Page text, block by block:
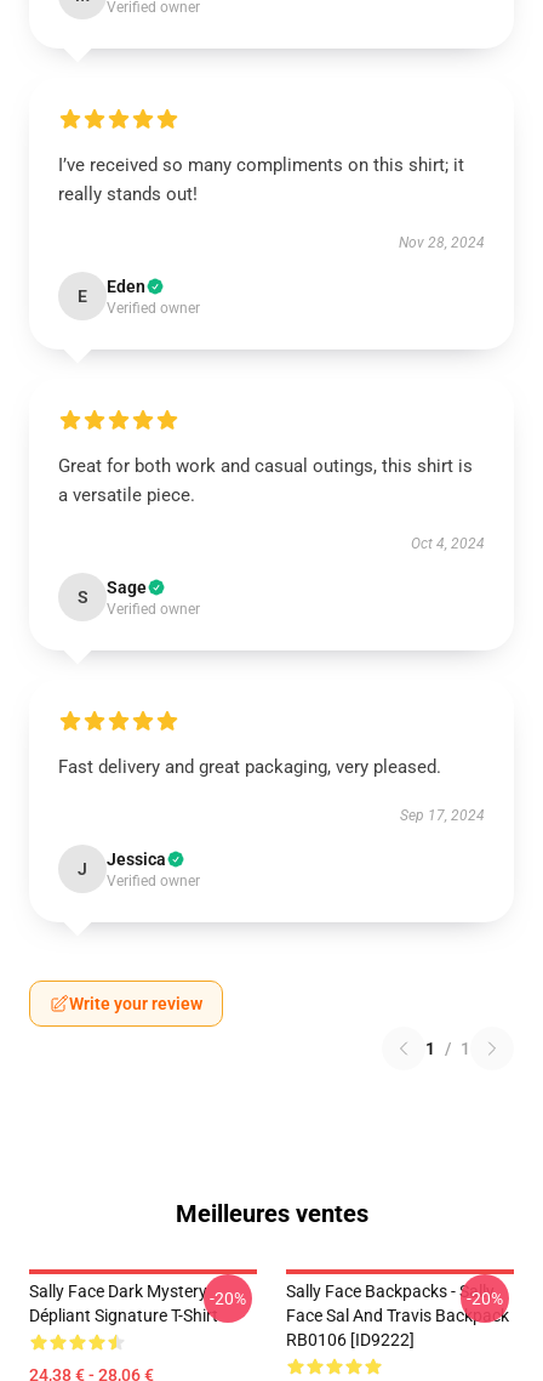
Verified owner
I’ve received so many compliments on this shirt; it
really stands out!
Nov 28, 2024
E Eden
Verified owner
Great for both work and casual outings, this shirt is
a versatile piece.
Oct 4, 2024
S Sage
Verified owner
Fast delivery and great packaging, very pleased.
Sep 17, 2024
J Jessica
Verified owner
Write your review
1 / 1
Meilleures ventes
Sally Face Dark Mystery
Dépliant Signature T-Shirt
24,38 € - 28,06 €
-20%
Sally Face Backpacks - Sally
Face Sal And Travis Backpack
RB0106 [ID9222]
-20%